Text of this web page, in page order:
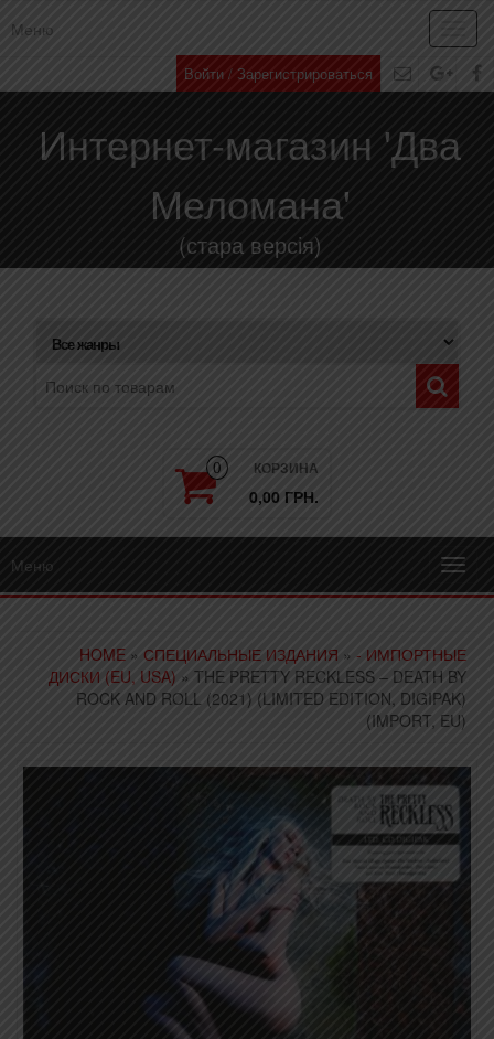
Меню
Войти / Зарегистрироваться
Интернет-магазин 'Два
Меломана'
(стара версія)
0 КОРЗИНА
0,00 ГРН.
Меню
HOME » СПЕЦИАЛЬНЫЕ ИЗДАНИЯ » - ИМПОРТНЫЕ
ДИСКИ (EU, USA) » THE PRETTY RECKLESS – DEATH BY
ROCK AND ROLL (2021) (LIMITED EDITION, DIGIPAK)
(IMPORT, EU)